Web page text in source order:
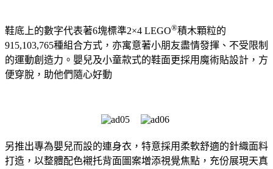
鞋底上的數字代表著6塊標準2×4 LEGO®積木顆粒的
915,103,765種組合方式，亦寓意著小朋友盡情發揮、不受限制
的運動創造力。嬰兒及小童款式的鞋面更採用魔術貼設計，方
便穿脫，助他們隨心好動
另推出專為嬰兒而設的連身衣，特意採用柔軟舒適的針織面料
打造， 以整體配色襯托背面圖案増添視覺焦點，充份展現天真